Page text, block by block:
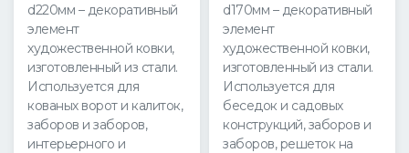
d220мм – декоративный
элемент
художественной ковки,
изготовленный из стали.
Используется для
кованых ворот и калиток,
заборов и заборов,
интерьерного и
d170мм – декоративный
элемент
художественной ковки,
изготовленный из стали.
Используется для
беседок и садовых
конструкций, заборов и
заборов, решеток на